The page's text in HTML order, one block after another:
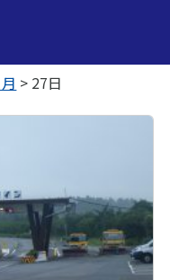
> 27日